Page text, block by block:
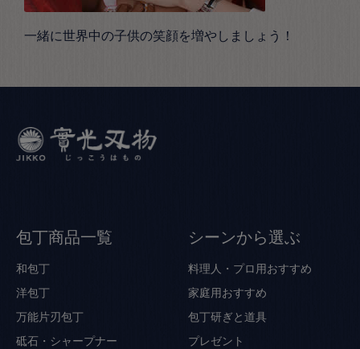
一緒に世界中の子供の笑顔を増やしましょう！
包丁商品一覧
和包丁
洋包丁
万能片刃包丁
砥石・シャープナー
シーンから選ぶ
料理人・プロ用おすすめ
家庭用おすすめ
包丁研ぎと道具
プレゼント